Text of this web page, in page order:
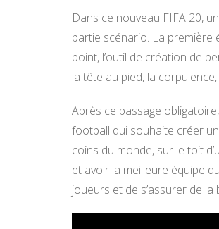
Dans ce nouveau FIFA 20,
partie scénario. La première
point, l’outil de création de
la tête au pied, la
Après ce passage
football qui souhaite créer
coins du monde, sur le toit
et avoir la meilleure équipe
joueurs et de s’assurer de la